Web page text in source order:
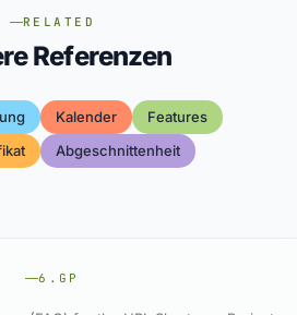
RELATED
Referenzen
Kalender
Features
Abgeschnittenheit
6.GP